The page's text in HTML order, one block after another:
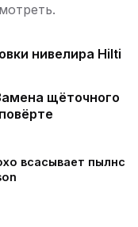
нивелира Hilti
щёточного
всасывает